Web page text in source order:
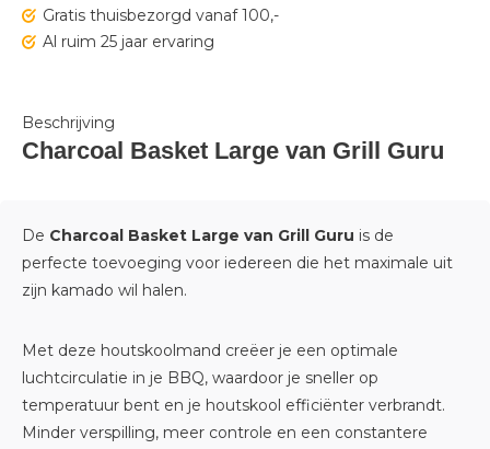
Gratis thuisbezorgd vanaf 100,-
Al ruim 25 jaar ervaring
Beschrijving
Charcoal Basket Large van Grill Guru
De Charcoal Basket Large van Grill Guru is de
perfecte toevoeging voor iedereen die het maximale uit
zijn kamado wil halen.
Met deze houtskoolmand creëer je een optimale
luchtcirculatie in je BBQ, waardoor je sneller op
temperatuur bent en je houtskool efficiënter verbrandt.
Minder verspilling, meer controle en een constantere